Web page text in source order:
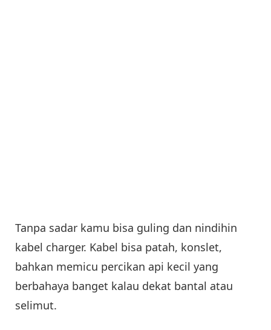
Tanpa sadar kamu bisa guling dan nindihin
kabel charger. Kabel bisa patah, konslet,
bahkan memicu percikan api kecil yang
berbahaya banget kalau dekat bantal atau
selimut.